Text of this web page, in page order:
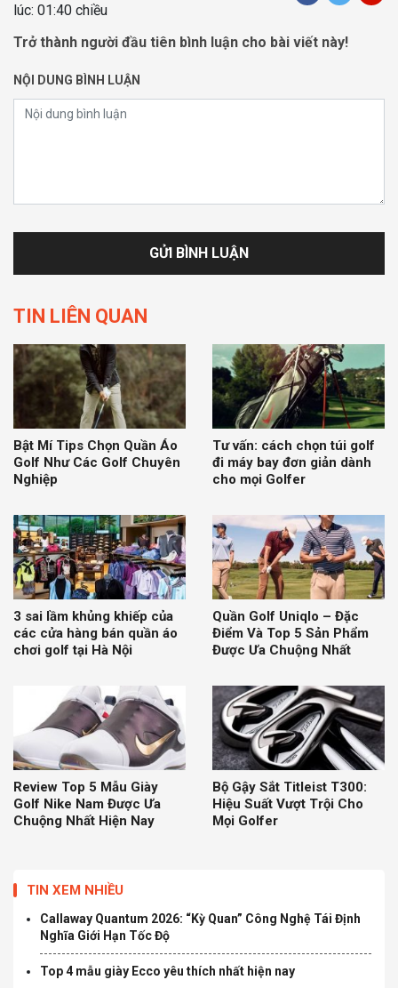
lúc: 01:40 chiều
Trở thành người đầu tiên bình luận cho bài viết này!
NỘI DUNG BÌNH LUẬN
TIN LIÊN QUAN
Bật Mí Tips Chọn Quần Áo
Golf Như Các Golf Chuyên
Nghiệp
Tư vấn: cách chọn túi golf
đi máy bay đơn giản dành
cho mọi Golfer
3 sai lầm khủng khiếp của
các cửa hàng bán quần áo
chơi golf tại Hà Nội
Quần Golf Uniqlo – Đặc
Điểm Và Top 5 Sản Phẩm
Được Ưa Chuộng Nhất
Review Top 5 Mẫu Giày
Golf Nike Nam Được Ưa
Chuộng Nhất Hiện Nay
Bộ Gậy Sắt Titleist T300:
Hiệu Suất Vượt Trội Cho
Mọi Golfer
TIN XEM NHIỀU
Callaway Quantum 2026: “Kỳ Quan” Công Nghệ Tái Định
Nghĩa Giới Hạn Tốc Độ
Top 4 mẫu giày Ecco yêu thích nhất hiện nay